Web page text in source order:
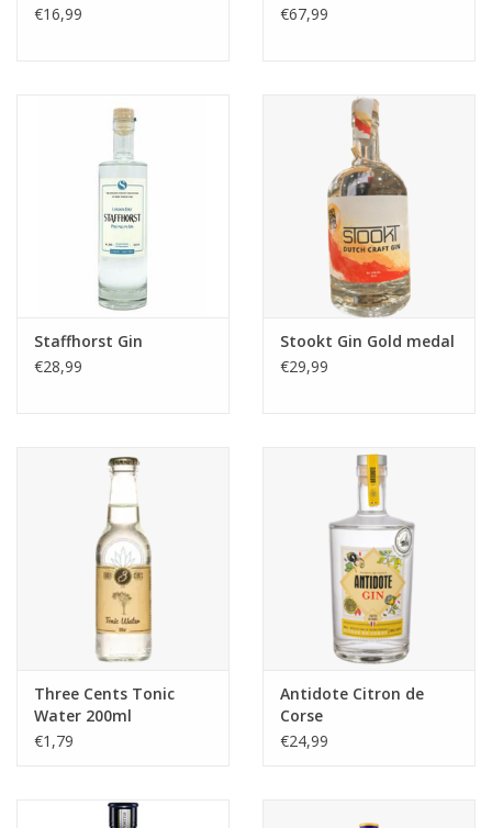
€16,99
€67,99
Staffhorst Gin
€28,99
Stookt Gin Gold medal
€29,99
Three Cents Tonic
Water 200ml
€1,79
Antidote Citron de
Corse
€24,99